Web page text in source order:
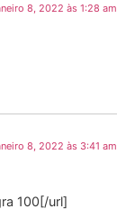
8, 2022 às 1:28 am
8, 2022 às 3:41 am
100[/url]